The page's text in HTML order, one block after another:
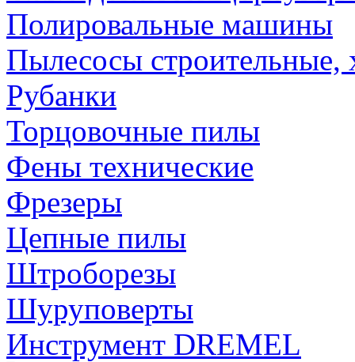
Полировальные машины
Пылесосы строительные,
Рубанки
Торцовочные пилы
Фены технические
Фрезеры
Цепные пилы
Штроборезы
Шуруповерты
Инструмент DREMEL